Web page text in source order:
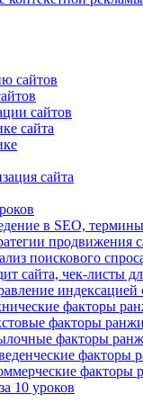
сайтов
сайтов
сайта
сайта
в SEO,
продвижения
поискового
сайта, чек-листы
индексацией
факторы
факторы
факторы
факторы
факторы
10 уроков